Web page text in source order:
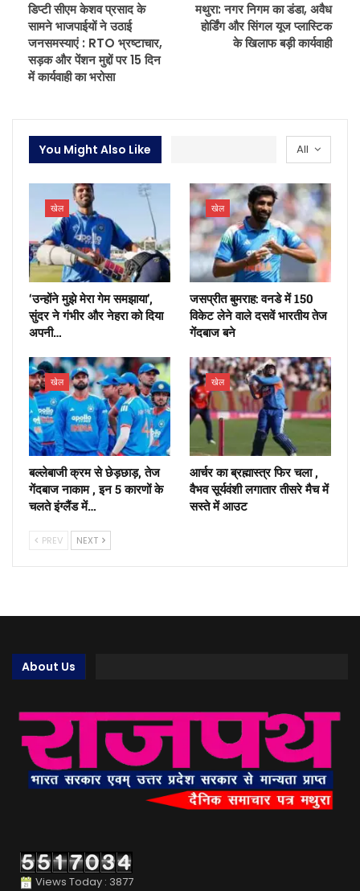
डिप्टी सीएम केशव प्रसाद के
सामने भाजपाईयों ने उठाई
जनसमस्याएं : RTO भ्रष्टाचार,
सड़क और पेंशन मुद्दों पर 15 दिन
में कार्यवाही का भरोसा
मथुरा: नगर निगम का डंडा, अवैध
होर्डिंग और सिंगल यूज प्लास्टिक
के खिलाफ बड़ी कार्यवाही
All
You Might Also Like
खेल
‘उन्होंने मुझे मेरा गेम समझाया’,
सुंदर ने गंभीर और नेहरा को दिया
अपनी…
खेल
जसप्रीत बुमराह: वनडे में 150
विकेट लेने वाले दसवें भारतीय तेज
गेंदबाज बने
खेल
बल्लेबाजी क्रम से छेड़छाड़, तेज
गेंदबाज नाकाम , इन 5 कारणों के
चलते इंग्लैंड में…
खेल
आर्चर का ब्रह्मास्त्र फिर चला ,
वैभव सूर्यवंशी लगातार तीसरे मैच में
सस्ते में आउट
PREV NEXT
About Us
Views Today : 3877